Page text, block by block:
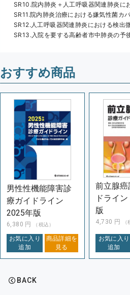
SR10.院内肺炎＋人工呼吸器関連肺炎に
SR11.院内肺炎治療における嫌気性菌カ
SR12.人工呼吸器関連肺炎における検出
SR13.入院を要する高齢者市中肺炎の予
おすすめ商品
男性性機能障害診
療ガイドライン
2025年版
6,380 円 （税込）
お気に入り
追加
商品詳細を
見る
前立腺癌
ドライ
版
4,730 円 （
お気に入り
追加
BACK